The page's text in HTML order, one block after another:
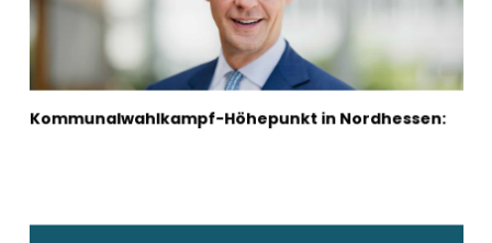
Kommunalwahlkampf-Höhepunkt in Nordhessen: